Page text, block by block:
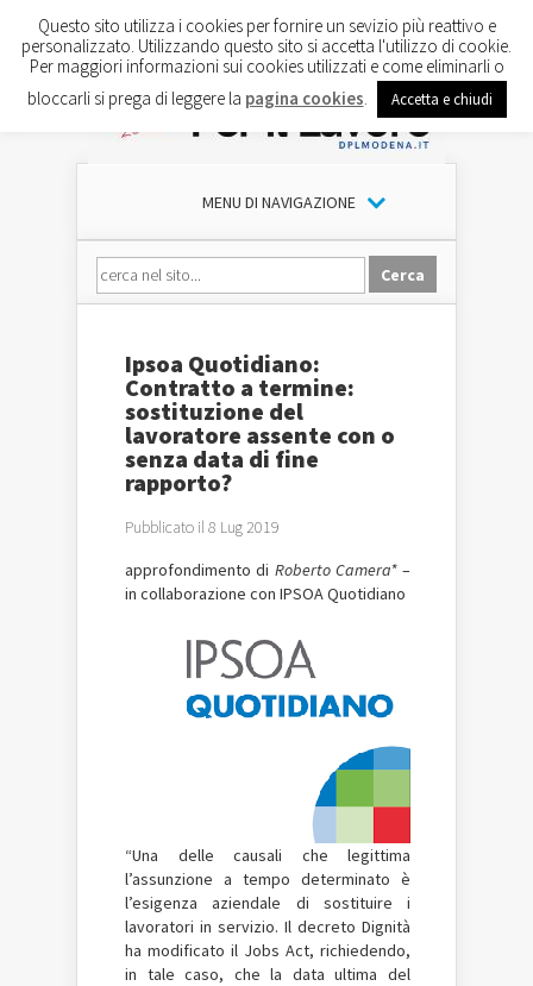
MENU DI NAVIGAZIONE
Ipsoa Quotidiano:
Contratto a termine:
sostituzione del
lavoratore assente con o
senza data di fine
rapporto?
Pubblicato il 8 Lug 2019
approfondimento di Roberto Camera*–
in collaborazione con IPSOA Quotidiano
“Una delle causali che legittima
l’assunzione a tempo determinato è
l’esigenza aziendale di sostituire i
lavoratori in servizio. Il decreto Dignità
ha modificato il Jobs Act, richiedendo,
in tale caso, che la data ultima del
Questo sito utilizza i cookies per fornire un sevizio più reattivo e
personalizzato. Utilizzando questo sito si accetta l'utilizzo di cookie.
Per maggiori informazioni sui cookies utilizzati e come eliminarli o
bloccarli si prega di leggere la pagina cookies Accetta e chiudi